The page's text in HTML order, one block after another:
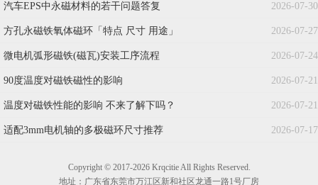
2026-07-30
汽车EPS中永磁材料的若干问题答复
2026-07-27
方孔永磁铁氧体磁环「特点 尺寸 用途」
2026-07-24
微电机弧形磁铁(磁瓦)安装工序流程
2026-07-21
90度温度对磁铁磁性的影响
2026-07-21
温度对磁铁性能的影响 不来了解下吗？
2026-07-17
适配3mm电机轴的多极磁环尺寸推荐
Copyright © 2017-2026 Krqcitie All Rights Reserved.
地址：广东省东莞市万江区新和社区龙通一路1号厂房